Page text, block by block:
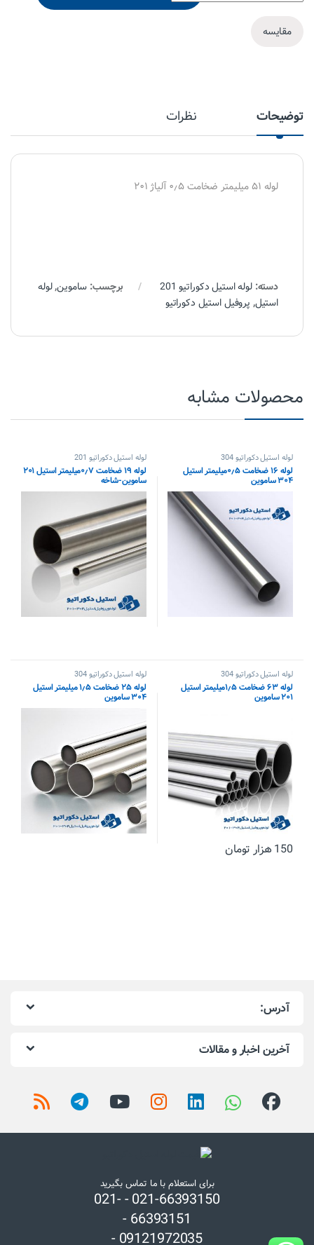
مقایسه
توضیحات نظرات
لوله ۵۱ میلیمتر ضخامت ۰٫۵ آلیاژ ۲۰۱
دسته:لوله استیل دکوراتیو 201 برچسب: ساموین,لوله
استیل, پروفیل استیل دکوراتیو
محصولات مشابه
لوله استیل دکوراتیو 304
لوله ۱۶ ضخامت ۰٫۵میلیمتر استیل
۳۰۴ ساموین
لوله استیل دکوراتیو 201
لوله ۱۹ ضخامت ۰٫۷میلیمتر استیل ۲۰۱
ساموین-شاخه
لوله استیل دکوراتیو 304
لوله ۶۳ ضخامت ۱٫۵میلیمتر استیل
۲۰۱ ساموین
150 هزار تومان
لوله استیل دکوراتیو 304
لوله ۲۵ ضخامت ۱٫۵ میلیمتر استیل
۳۰۴ ساموین
آدرس:
آخرین اخبار و مقالات
برای استعلام با ما تماس بگیرید
021-66393150 - 021-
66393151 -
09121972035 -